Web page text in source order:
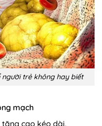
trẻ không hay biết
mạch
cao kéo dài,